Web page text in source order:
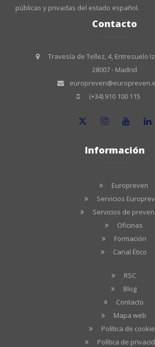
públicas y privadas del estado español.
Contacto
Travesía de Tellez, 4, Entresuelo
28007 - Madrid
(+34) 910 100 115
Información
Europreven
Servicios
Servicios de
Oficinas
Formación
Canal Ético
RSC
Blog
Contacto
Mapa web
Política de
Política de